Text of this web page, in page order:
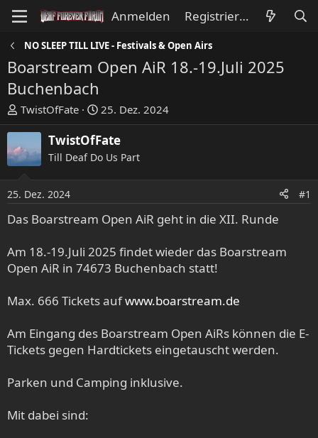
Anmelden Registrieren
NO SLEEP TILL LIVE - Festivals & Open Airs
Boarstream Open AiR 18.-19.Juli 2025
Buchenbach
E
r
t
e
l
r
TwistOfFate
E
r
s
t
l
t
a
25. Dez. 2024
TwistOfFate
Till Deaf Do Us Part
25. Dez. 2024 #1
Das Boarstream Open AiR geht in die XII. Runde
Am 18.-19.Juli 2025 findet wieder das Boarstream
Open AiR in 74673 Buchenbach statt!
Max. 666 Tickets aufwww.boarstream.de
Am Eingang des Boarstream Open AiRs können die E-
Tickets gegen Hardtickets eingetauscht werden.
Parken und Camping inklusive.
Mit dabei sind: